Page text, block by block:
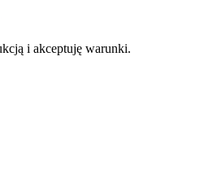
i akceptuję warunki.